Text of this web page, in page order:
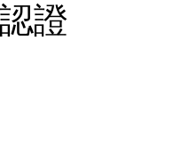
證